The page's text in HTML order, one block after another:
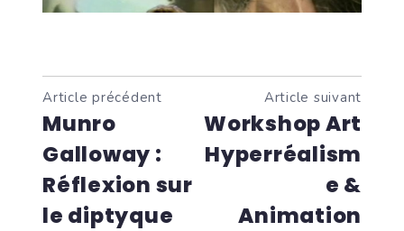
Article précédent
Munro
Galloway :
Réflexion sur
le diptyque
Article suivant
Workshop Art
Hyperréalism
e &
Animation